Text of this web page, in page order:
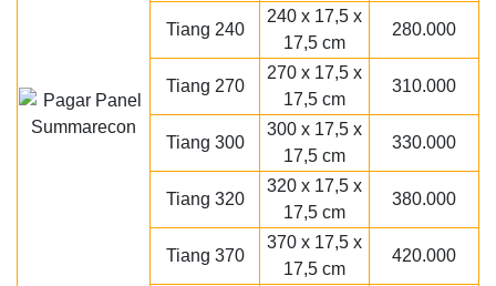
Tiang 240
240 x 17,5 x
17,5 cm
280.000
Tiang 270
270 x 17,5 x
17,5 cm
310.000
Tiang 300
300 x 17,5 x
17,5 cm
330.000
Tiang 320
320 x 17,5 x
17,5 cm
380.000
Tiang 370
370 x 17,5 x
17,5 cm
420.000